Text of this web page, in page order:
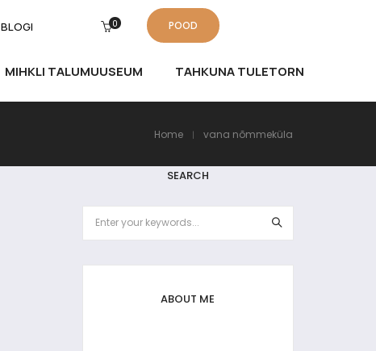
BLOGI 0 POOD
MIHKLI TALUMUUSEUM TAHKUNA TULETORN
Home vana nõmmeküla
SEARCH
ABOUT ME